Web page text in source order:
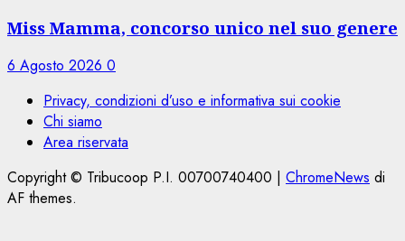
Miss Mamma, concorso unico nel suo genere
6 Agosto 2026 0
Privacy, condizioni d’uso e informativa sui cookie
Chi siamo
Area riservata
Copyright © Tribucoop P.I. 00700740400 | ChromeNews di
AF themes.